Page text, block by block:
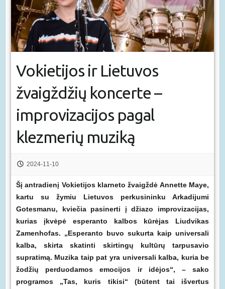
Vokietijos ir Lietuvos
žvaigždžių koncerte –
improvizacijos pagal
klezmerių muziką
2024-11-10
Šį antradienį Vokietijos klarneto žvaigždė Annette Maye,
kartu su žymiu Lietuvos perkusininku Arkadijumi
Gotesmanu, kviečia pasinerti į džiazo improvizacijas,
kurias įkvėpė esperanto kalbos kūrėjas Liudvikas
Zamenhofas. „Esperanto buvo sukurta kaip universali
kalba, skirta skatinti skirtingų kultūrų tarpusavio
supratimą. Muzika taip pat yra universali kalba, kuria be
žodžių perduodamos emocijos ir idėjos“, – sako
programos „Tas, kuris tikisi“ (būtent tai išvertus